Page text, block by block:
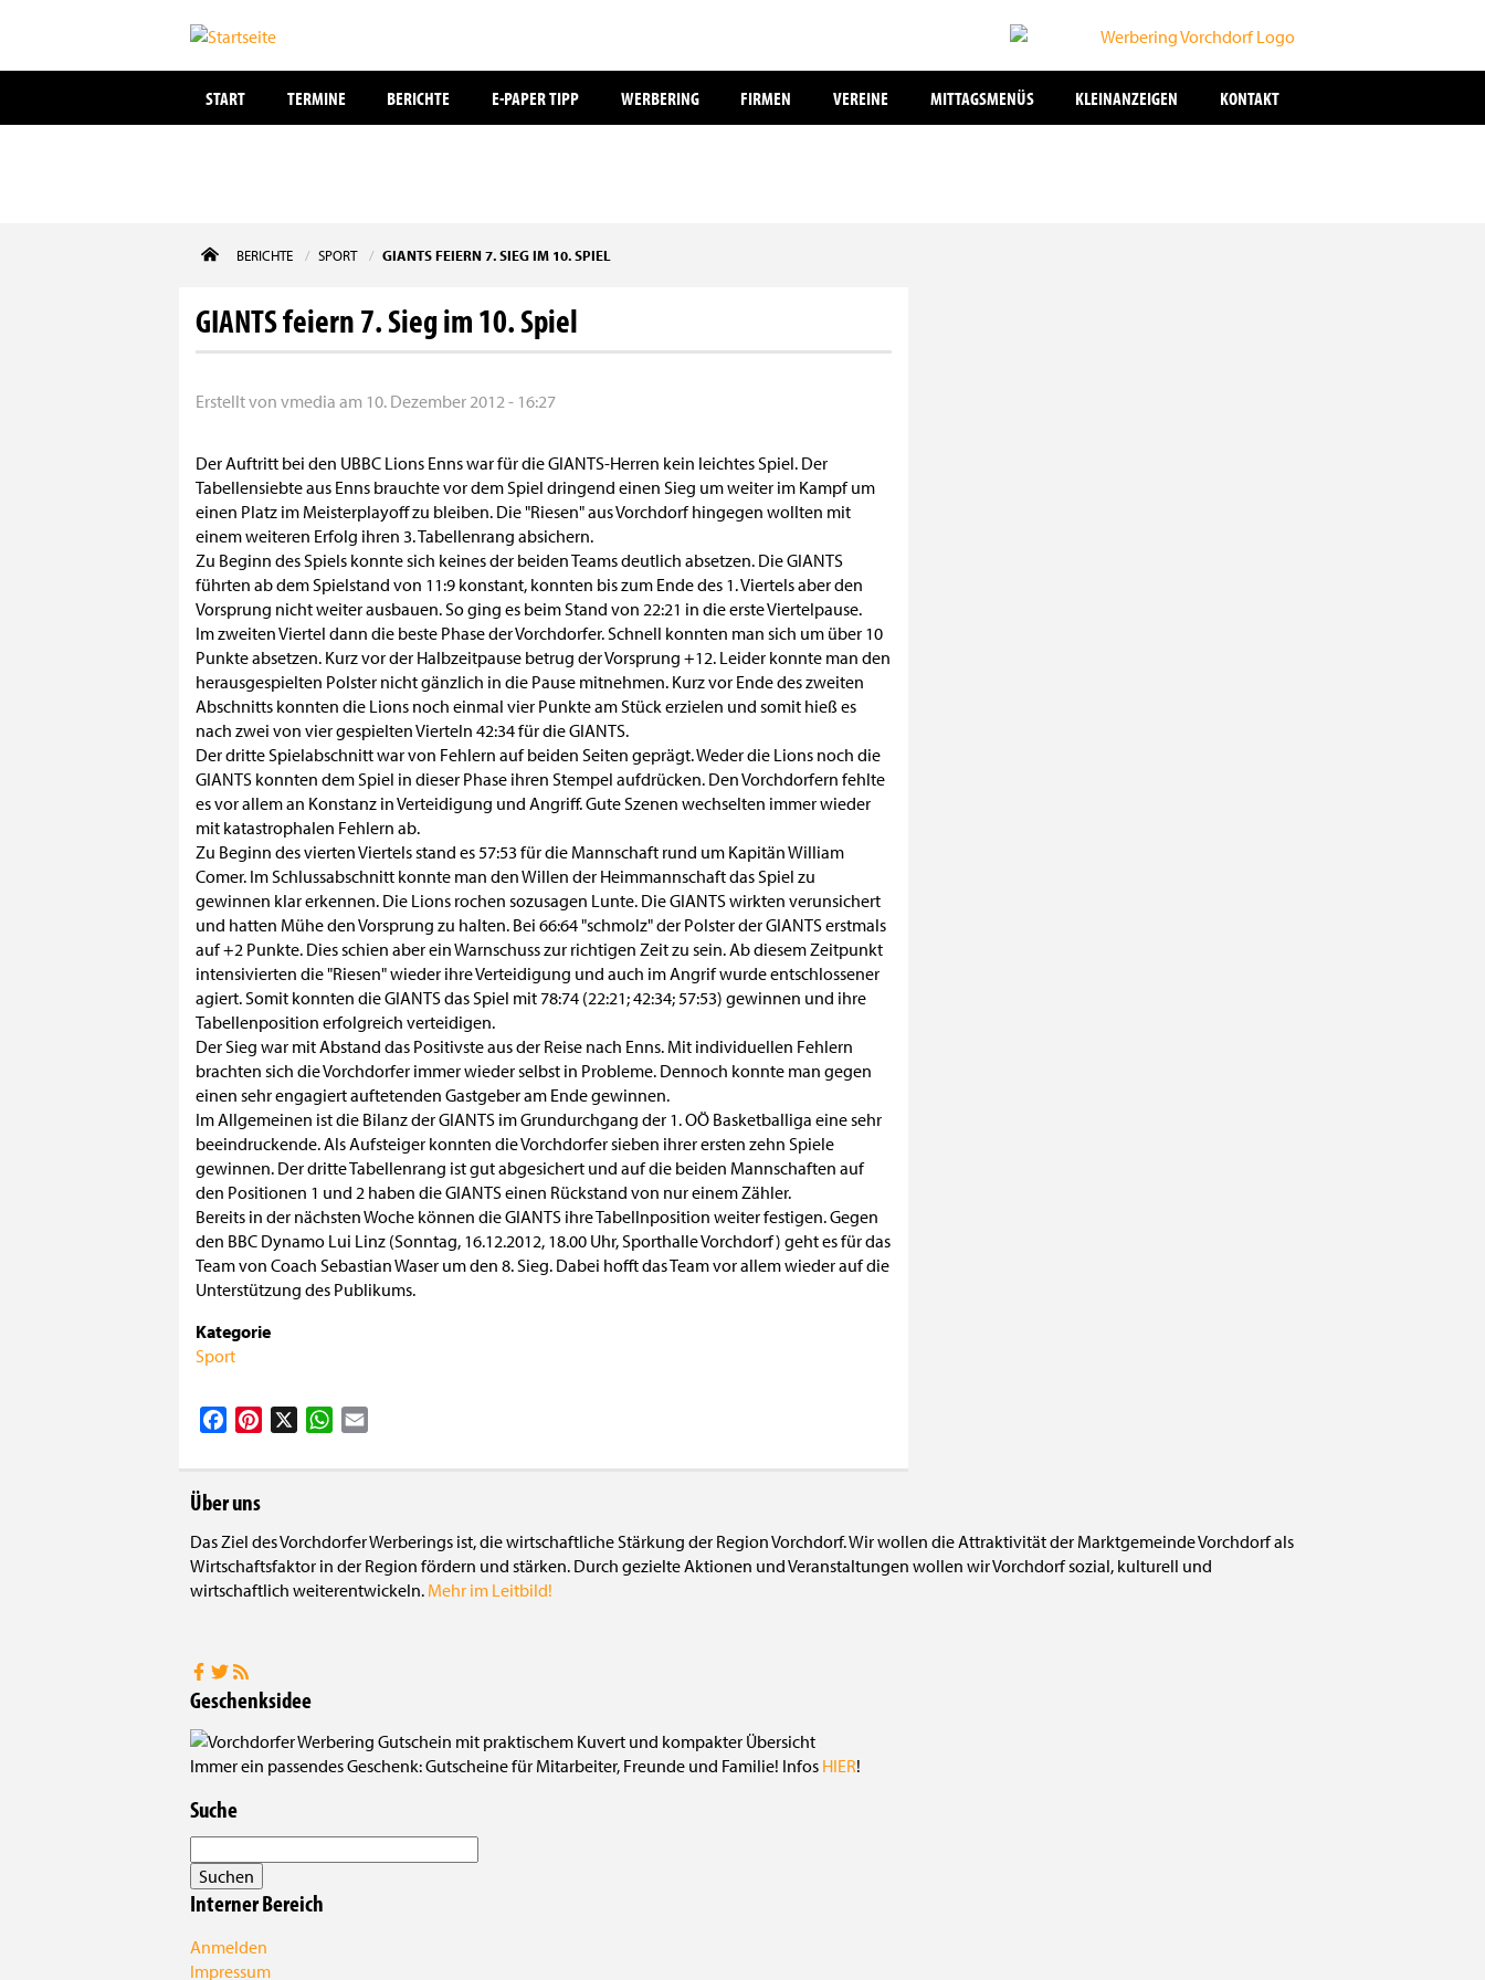
START TERMINE BERICHTE E-PAPER TIPP WERBERING FIRMEN VEREINE MITTAGSMENÜS KLEINANZEIGEN KONTAKT
BERICHTE SPORT GIANTS FEIERN 7. SIEG IM 10. SPIEL
GIANTS feiern 7. Sieg im 10. Spiel
Erstellt von vmedia am 10. Dezember 2012 - 16:27
Der Auftritt bei den UBBC Lions Enns war für die GIANTS-Herren kein leichtes Spiel. Der
Tabellensiebte aus Enns brauchte vor dem Spiel dringend einen Sieg um weiter im Kampf um
einen Platz im Meisterplayoff zu bleiben. Die "Riesen" aus Vorchdorf hingegen wollten mit
einem weiteren Erfolg ihren 3. Tabellenrang absichern.
Zu Beginn des Spiels konnte sich keines der beiden Teams deutlich absetzen. Die GIANTS
führten ab dem Spielstand von 11:9 konstant, konnten bis zum Ende des 1. Viertels aber den
Vorsprung nicht weiter ausbauen. So ging es beim Stand von 22:21 in die erste Viertelpause.
Im zweiten Viertel dann die beste Phase der Vorchdorfer. Schnell konnten man sich um über 10
Punkte absetzen. Kurz vor der Halbzeitpause betrug der Vorsprung +12. Leider konnte man den
herausgespielten Polster nicht gänzlich in die Pause mitnehmen. Kurz vor Ende des zweiten
Abschnitts konnten die Lions noch einmal vier Punkte am Stück erzielen und somit hieß es
nach zwei von vier gespielten Vierteln 42:34 für die GIANTS.
Der dritte Spielabschnitt war von Fehlern auf beiden Seiten geprägt. Weder die Lions noch die
GIANTS konnten dem Spiel in dieser Phase ihren Stempel aufdrücken. Den Vorchdorfern fehlte
es vor allem an Konstanz in Verteidigung und Angriff. Gute Szenen wechselten immer wieder
mit katastrophalen Fehlern ab.
Zu Beginn des vierten Viertels stand es 57:53 für die Mannschaft rund um Kapitän William
Comer. Im Schlussabschnitt konnte man den Willen der Heimmannschaft das Spiel zu
gewinnen klar erkennen. Die Lions rochen sozusagen Lunte. Die GIANTS wirkten verunsichert
und hatten Mühe den Vorsprung zu halten. Bei 66:64 "schmolz" der Polster der GIANTS erstmals
auf +2 Punkte. Dies schien aber ein Warnschuss zur richtigen Zeit zu sein. Ab diesem Zeitpunkt
intensivierten die "Riesen" wieder ihre Verteidigung und auch im Angrif wurde entschlossener
agiert. Somit konnten die GIANTS das Spiel mit 78:74 (22:21; 42:34; 57:53) gewinnen und ihre
Tabellenposition erfolgreich verteidigen.
Der Sieg war mit Abstand das Positivste aus der Reise nach Enns. Mit individuellen Fehlern
brachten sich die Vorchdorfer immer wieder selbst in Probleme. Dennoch konnte man gegen
einen sehr engagiert auftetenden Gastgeber am Ende gewinnen.
Im Allgemeinen ist die Bilanz der GIANTS im Grundurchgang der 1. OÖ Basketballiga eine sehr
beeindruckende. Als Aufsteiger konnten die Vorchdorfer sieben ihrer ersten zehn Spiele
gewinnen. Der dritte Tabellenrang ist gut abgesichert und auf die beiden Mannschaften auf
den Positionen 1 und 2 haben die GIANTS einen Rückstand von nur einem Zähler.
Bereits in der nächsten Woche können die GIANTS ihre Tabellnposition weiter festigen. Gegen
den BBC Dynamo Lui Linz (Sonntag, 16.12.2012, 18.00 Uhr, Sporthalle Vorchdorf) geht es für das
Team von Coach Sebastian Waser um den 8. Sieg. Dabei hofft das Team vor allem wieder auf die
Unterstützung des Publikums.
Kategorie
Sport
FacebookPinterest WhatsApp
Über uns
Das Ziel des Vorchdorfer Werberings ist, die wirtschaftliche Stärkung der Region Vorchdorf. Wir wollen die Attraktivität der Marktgemeinde Vorchdorf als
Wirtschaftsfaktor in der Region fördern und stärken. Durch gezielte Aktionen und Veranstaltungen wollen wir Vorchdorf sozial, kulturell und
wirtschaftlich weiterentwickeln. Mehr im Leitbild!
Geschenksidee
Immer ein passendes Geschenk: Gutscheine für Mitarbeiter, Freunde und Familie! Infos HIER!
Suche
Interner Bereich
Anmelden
Impressum